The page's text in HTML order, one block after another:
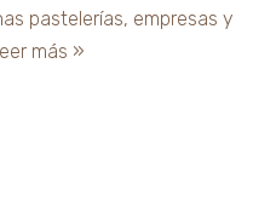
pastelerías, empresas y
más »